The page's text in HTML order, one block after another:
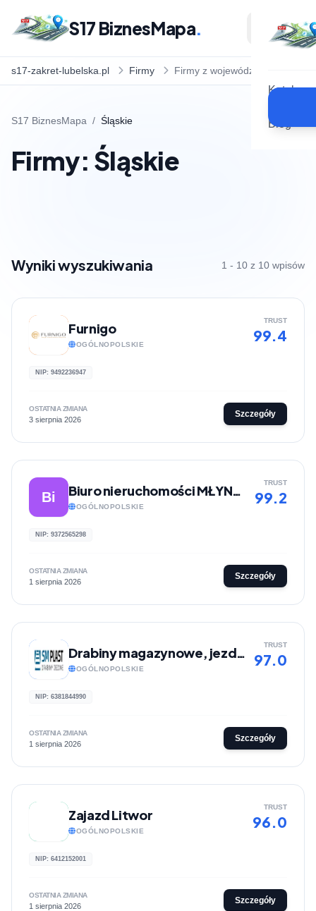
S17 BiznesMapa.
Katalog
Blog
s17-zakret-lubelska.pl Firmy Firmy z województwa
S17 BiznesMapa / Śląskie
Firmy: Śląskie
Wyniki wyszukiwania 1 - 10 z 10 wpisów
Furnigo
OGÓLNOPOLSKIE
TRUST
99.4
NIP: 9492236947
OSTATNIA ZMIANA
3 sierpnia 2026
Szczegóły
Bi Biuro nieruchomości MŁYNARSCY
OGÓLNOPOLSKIE
TRUST
99.2
NIP: 9372565298
OSTATNIA ZMIANA
1 sierpnia 2026
Szczegóły
Drabiny magazynowe, jezdne | Sklep internetowy Smplast
OGÓLNOPOLSKIE
TRUST
97.0
NIP: 6381844990
OSTATNIA ZMIANA
1 sierpnia 2026
Szczegóły
Zajazd Litwor
OGÓLNOPOLSKIE
TRUST
96.0
NIP: 6412152001
OSTATNIA ZMIANA
1 sierpnia 2026
Szczegóły